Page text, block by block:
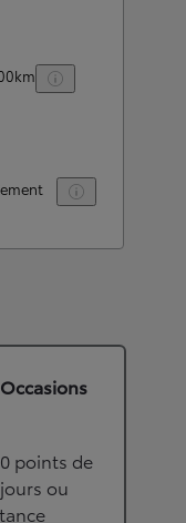
points de
ou